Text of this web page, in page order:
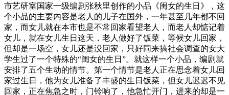
市艺研室国家一级编剧张秋里创作的小品《闺女的生日》，这
个小品的主要内容是老人的儿子在国外，一年甚至几年都不回
家，而女儿就在本市也是不常回家看望老人，而老人却惦记着
女儿，就在女儿生日这天，老人做好了饭菜，等候女儿回家，
但却是一场空，女儿还是没回家，只好同来搞社会调查的女大
学生过了一个特殊的“闺女的生日”。就这样一个小品，编剧就
安排了五个生动的情节。第一个情节是老人正在思念着女儿回
家过生日，他为女儿准备了丰盛的生日饭菜，但女儿迟迟不见
回家，正在焦急之时，门铃响了，他急忙开门，进来的却是一